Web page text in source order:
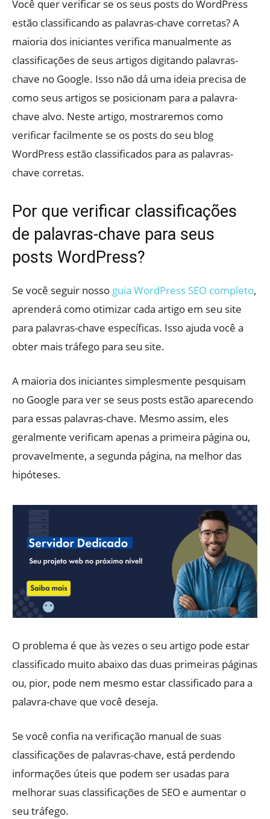
Você quer verificar se os seus posts do WordPress
estão classificando as palavras-chave corretas? A
maioria dos iniciantes verifica manualmente as
classificações de seus artigos digitando palavras-
chave no Google. Isso não dá uma ideia precisa de
como seus artigos se posicionam para a palavra-
chave alvo. Neste artigo, mostraremos como
verificar facilmente se os posts do seu blog
WordPress estão classificados para as palavras-
chave corretas.
Por que verificar classificações
de palavras-chave para seus
posts WordPress?
Se você seguir nosso guia WordPress SEO completo,
aprenderá como otimizar cada artigo em seu site
para palavras-chave específicas. Isso ajuda você a
obter mais tráfego para seu site.
A maioria dos iniciantes simplesmente pesquisam
no Google para ver se seus posts estão aparecendo
para essas palavras-chave. Mesmo assim, eles
geralmente verificam apenas a primeira página ou,
provavelmente, a segunda página, na melhor das
hipóteses.
O problema é que às vezes o seu artigo pode estar
classificado muito abaixo das duas primeiras páginas
ou, pior, pode nem mesmo estar classificado para a
palavra-chave que você deseja.
Se você confia na verificação manual de suas
classificações de palavras-chave, está perdendo
informações úteis que podem ser usadas para
melhorar suas classificações de SEO e aumentar o
seu tráfego.